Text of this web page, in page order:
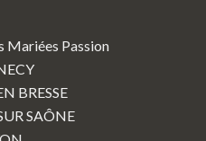
Mariées Passion
BRESSE
SAÔNE